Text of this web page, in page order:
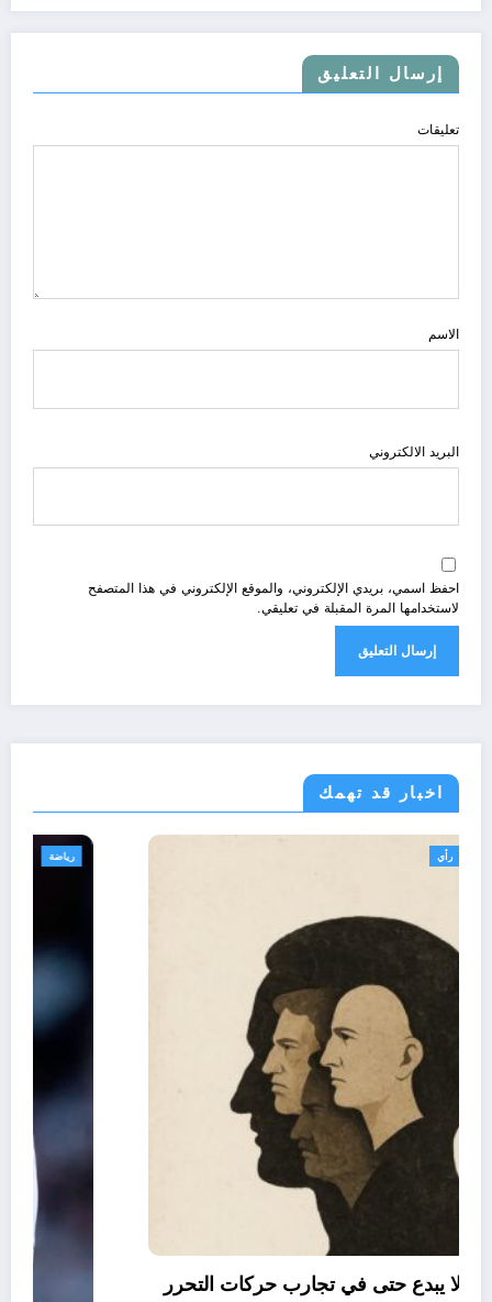
إرسال التعليق
تعليقات
الاسم
البريد الالكتروني
احفظ اسمي، بريدي الإلكتروني، والموقع الإلكتروني في هذا المتصفح
لاستخدامها المرة المقبلة في تعليقي.
اخبار قد تهمك
تعاليق حرة
العقل النقلي لا يبدع حتى في تجارب حركات التحرر